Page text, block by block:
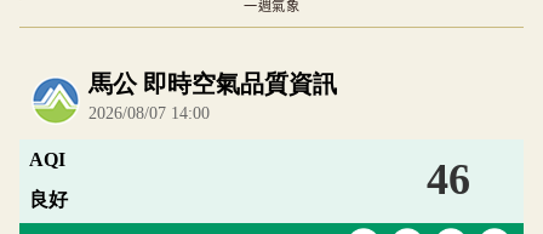
一週氣象
內嵌空氣品質小工具為視覺預覽，完整即時空